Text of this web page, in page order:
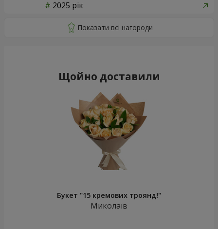
2025 рік
Щойно доставили
Букет "15 кремових троянд!"
Миколаїв